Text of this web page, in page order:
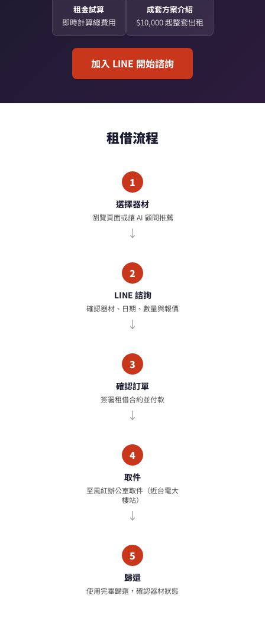
租金試算
即時計算總費用
成套方案介紹
$10,000 起整套出租
加入 LINE 開始諮詢
租借流程
1
選擇器材
瀏覽頁面或讓 AI 顧問推薦
2
LINE 諮詢
確認器材、日期、數量與報價
3
確認訂單
簽署租借合約並付款
4
取件
至風紅辦公室取件（近台電大
樓站）
5
歸還
使用完畢歸還，確認器材狀態